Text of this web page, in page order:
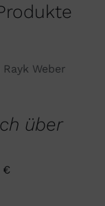
DIESES
VARIANTEN
OPTIONEN
/
über
€